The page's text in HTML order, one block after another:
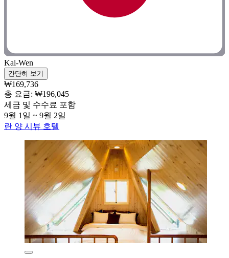
Kai-Wen
간단히 보기
₩169,736
총 요금: ₩196,045
세금 및 수수료 포함
9월 1일 ~ 9월 2일
란 양 시뷰 호텔